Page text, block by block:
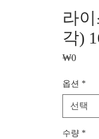
라
각)
₩0가
옵션 *
수량 *